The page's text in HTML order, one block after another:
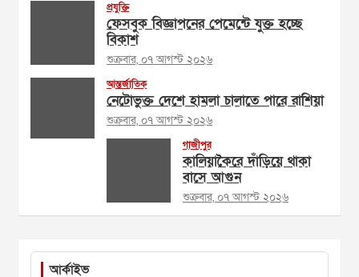
প্রযুক্তি
ফেসবুক বিজ্ঞাপনের পেমেন্টে যুক্ত হচ্ছে
বিকাশ
শুক্রবার, ০৭ আগস্ট ২০২৬
আন্তর্জাতিক
নেটোভুক্ত দেশে হামলা চালাতে পারে রাশিয়া
শুক্রবার, ০৭ আগস্ট ২০২৬
গাজীপুর
কালিয়াকৈরে দাঁড়িয়ে থাকা
বাসে আগুন
শুক্রবার, ০৭ আগস্ট ২০২৬
আর্কাইভ